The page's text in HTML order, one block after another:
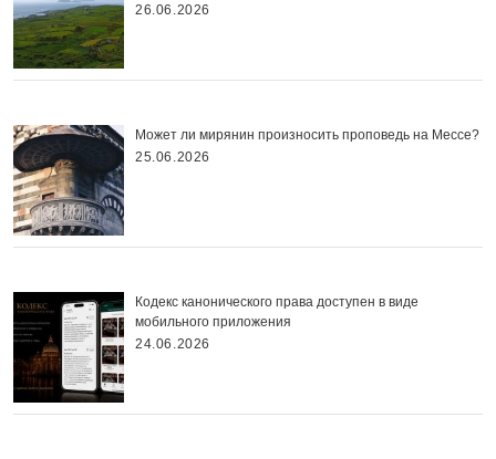
26.06.2026
Может ли мирянин произносить проповедь на Мессе?
25.06.2026
Кодекс канонического права доступен в виде
мобильного приложения
24.06.2026